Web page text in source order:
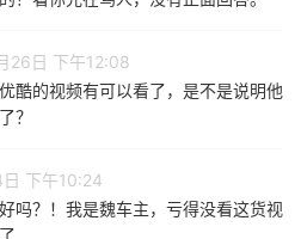
26日 下午12:08
酷的视频有可以看了，是不是说明他
？
下午10:24
吗？！我是魏车主，亏得没看这货视